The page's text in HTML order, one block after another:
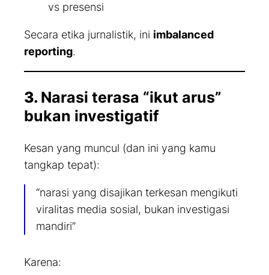
vs presensi
Secara etika jurnalistik, ini imbalanced
reporting.
3. Narasi terasa “ikut arus”
bukan investigatif
Kesan yang muncul (dan ini yang kamu
tangkap tepat):
“narasi yang disajikan terkesan mengikuti
viralitas media sosial, bukan investigasi
mandiri”
Karena: